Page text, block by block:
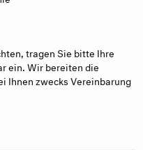
tragen Sie bitte Ihre
ein. Wir bereiten die
Ihnen zwecks Vereinbarung